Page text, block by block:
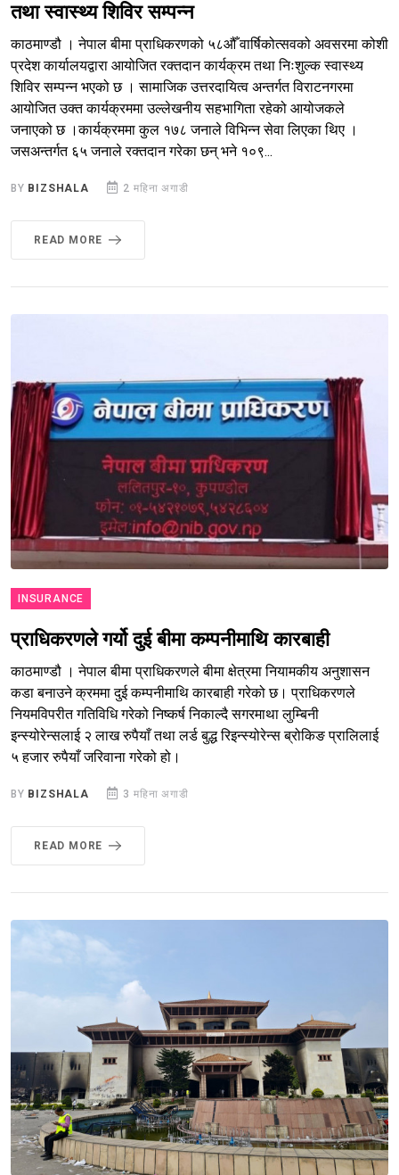
तथा स्वास्थ्य शिविर सम्पन्न
काठमाण्डौ । नेपाल बीमा प्राधिकरणको ५८औँ वार्षिकोत्सवको अवसरमा कोशी
प्रदेश कार्यालयद्वारा आयोजित रक्तदान कार्यक्रम तथा निःशुल्क स्वास्थ्य
शिविर सम्पन्न भएको छ । सामाजिक उत्तरदायित्व अन्तर्गत विराटनगरमा
आयोजित उक्त कार्यक्रममा उल्लेखनीय सहभागिता रहेको आयोजकले
जनाएको छ ।कार्यक्रममा कुल १७८ जनाले विभिन्न सेवा लिएका थिए ।
जसअन्तर्गत ६५ जनाले रक्तदान गरेका छन् भने १०९...
BY BIZSHALA 2 महिना अगाडी
READ MORE
INSURANCE
प्राधिकरणले गर्यो दुई बीमा कम्पनीमाथि कारबाही
काठमाण्डौ । नेपाल बीमा प्राधिकरणले बीमा क्षेत्रमा नियामकीय अनुशासन
कडा बनाउने क्रममा दुई कम्पनीमाथि कारबाही गरेको छ। प्राधिकरणले
नियमविपरीत गतिविधि गरेको निष्कर्ष निकाल्दै सगरमाथा लुम्बिनी
इन्स्योरेन्सलाई २ लाख रुपैयाँ तथा लर्ड बुद्ध रिइन्स्योरेन्स ब्रोकिङ प्रालिलाई
५ हजार रुपैयाँ जरिवाना गरेको हो।
BY BIZSHALA 3 महिना अगाडी
READ MORE